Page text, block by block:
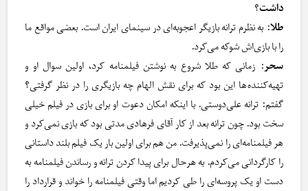
داشت؟
طلا: به نظرم ترانه بازیگر اعجوبه‌ای در سینمای ایران است. بعضی مواقع ما
را با بازی‌اش شوکه می‌کرد.
سحر : زمانی که طلا شروع به نوشتن فیلمنامه کرد، اولین سوال او و
تهیه‌کننده‌ها این بود که برای نقش الهام چه بازیگری را در نظر گرفتی؟
گفتم: ترانه علی‌دوستی. با اینکه امکان دعوت او برای بازی در فیلم خیلی
سخت بود. چون ترانه بعد از کار آقای فرهادی مدتی بود که بازی نمی‌کرد و
هر فیلمنامه‌ای را نمی‌پذیرفت. من هم برای اولین بار یک فیلم بلند داستانی
را کارگردانی می‌کردم. به هرحال برای پیدا کردن ترانه و رساندن فیلمنامه به
دست او یک پروسه‌ای را طی کردیم اما وقتی فیلمنامه را خواند و قرارداد را